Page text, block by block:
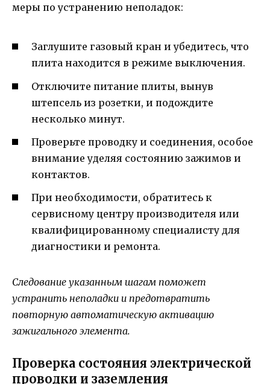
меры по устранению неполадок:
Заглушите газовый кран и убедитесь, что
плита находится в режиме выключения.
Отключите питание плиты, вынув
штепсель из розетки, и подождите
несколько минут.
Проверьте проводку и соединения, особое
внимание уделяя состоянию зажимов и
контактов.
При необходимости, обратитесь к
сервисному центру производителя или
квалифицированному специалисту для
диагностики и ремонта.
Следование указанным шагам поможет
устранить неполадки и предотвратить
повторную автоматическую активацию
зажигального элемента.
Проверка состояния электрической
проводки и заземления